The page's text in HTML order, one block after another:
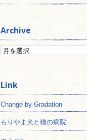
Archive
Change by Gradation
もりやま犬と猫の病院